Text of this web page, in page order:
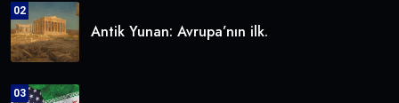
02
Antik Yunan: Avrupa’nın ilk.
03